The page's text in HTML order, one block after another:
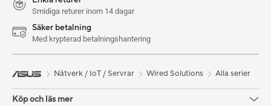
Smidiga returer inom 14 dagar
Säker betalning
Med krypterad betalningshantering
Nätverk / IoT / Servrar Wired Solutions Alla serier
Köp och läs mer